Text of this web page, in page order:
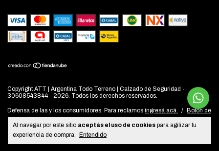
Al navegar por este sitio aceptás el uso de cookies para agilizar tu
experiencia de compra.
Entendido
Copyright ATT | Argentina Todo Terreno | Calzado de Seguridad -
30608543844 - 2026. Todos los derechos reservados.
Defensa de las y los consumidores. Para reclamos ingresá acá. /
Botón de